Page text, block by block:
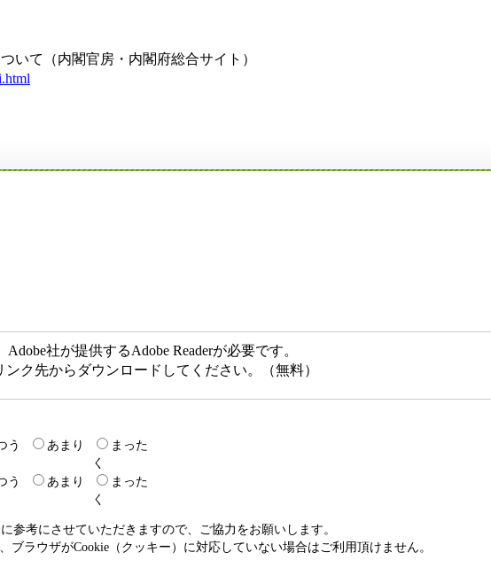
て（内閣官房・内閣府総合サイト）
社が提供するAdobe Readerが必要です。
ク先からダウンロードしてください。（無料）
う あまり
まった
く
う あまり
まった
く
考にさせていただきますので、ご協力をお願いします。
ラウザがCookie（クッキー）に対応していない場合はご利用頂けません。